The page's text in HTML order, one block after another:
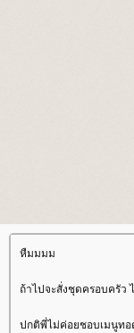
หืมมมม
ถ้าไปจะสั่งชุดครอบครัว
ปกติพี่ไม่ค่อยชอบเมนูท